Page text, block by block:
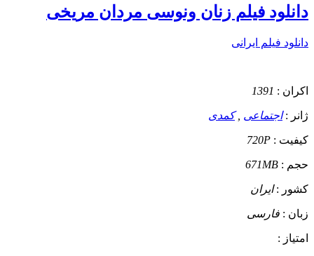
دانلود فیلم زنان ونوسی مردان مریخی
دانلود فیلم ایرانی
اکران : 1391
ژانر :اجتماعی ,کمدی
کیفیت : 720P
حجم : 671MB
کشور :ایران
زبان : فارسی
امتیاز :